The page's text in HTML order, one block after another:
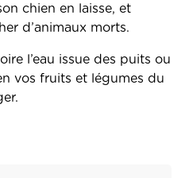
chien en laisse, et
d’animaux morts.
l’eau issue des puits ou
vos fruits et légumes du